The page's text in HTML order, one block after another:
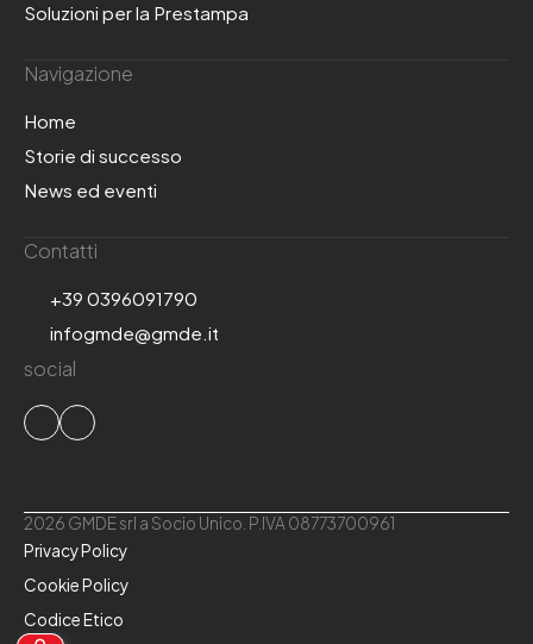
Soluzioni per la Prestampa
Navigazione
Home
Storie di successo
News ed eventi
Contatti
+39 0396091790
infogmde@gmde.it
social
2026 GMDE srl a Socio Unico. P.IVA 08773700961
Privacy Policy
Cookie Policy
Codice Etico